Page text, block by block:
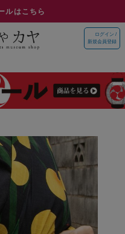
ルはこちら
ログイン /
新規会員登録